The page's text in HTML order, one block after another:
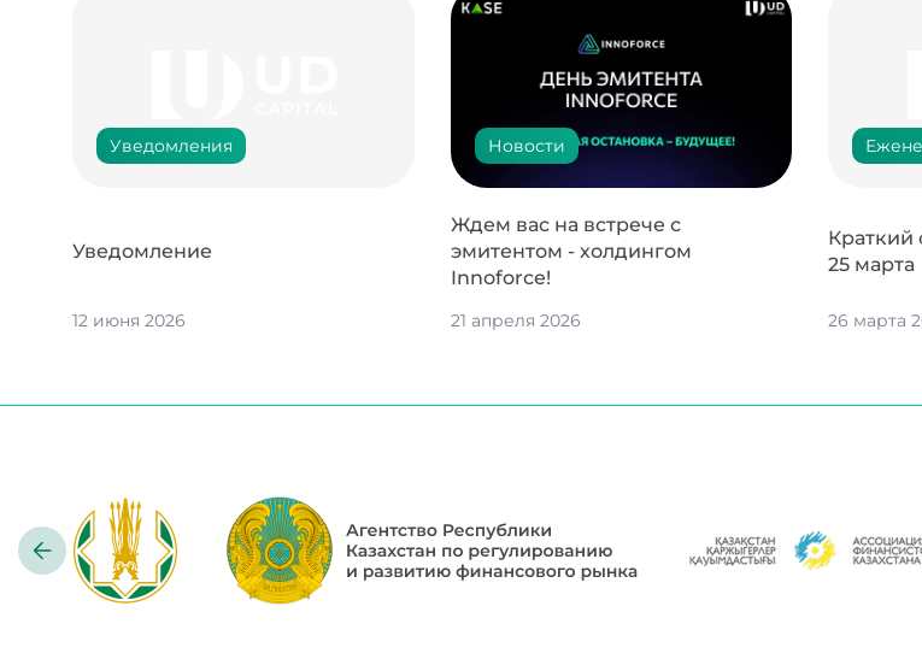
Уведомления
Уведомление
Новости
Ждем вас на встрече с
эмитентом - холдингом
Innoforce!
Краткий
25 марта